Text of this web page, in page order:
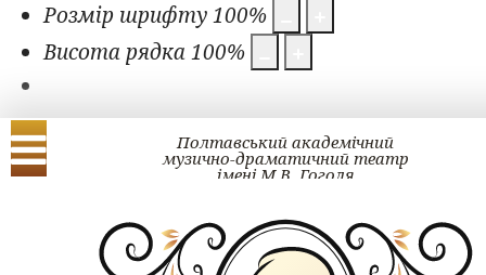
Розмір шрифту100%
Висота рядка100%
Полтавський академічний
музично-драматичний театр
імені М.В. Гоголя